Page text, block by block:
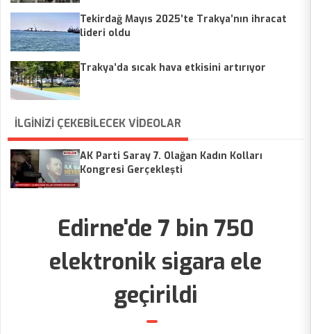
Tekirdağ Mayıs 2025’te Trakya’nın ihracat
lideri oldu
Trakya’da sıcak hava etkisini artırıyor
İLGİNİZİ ÇEKEBİLECEK VİDEOLAR
AK Parti Saray 7. Olağan Kadın Kolları
Kongresi Gerçekleşti
Edirne'de 7 bin 750
elektronik sigara ele
geçirildi